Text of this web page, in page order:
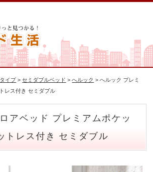
イプ >セミダブルベッド >へルック > へルック プレミ
レス付き セミダブル
アベッド プレミアムポケッ
トレス付き セミダブル